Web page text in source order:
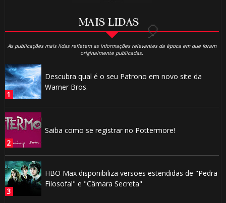
MAIS LIDAS
As publicações mais lidas refletem as informações relevantes da época em que foram
originalmente publicadas.
Descubra qual é o seu Patrono em novo site da
Warner Bros.
Saiba como se registrar no Pottermore!
HBO Max disponibiliza versões estendidas de "Pedra
Filosofal" e "Câmara Secreta"
🎈